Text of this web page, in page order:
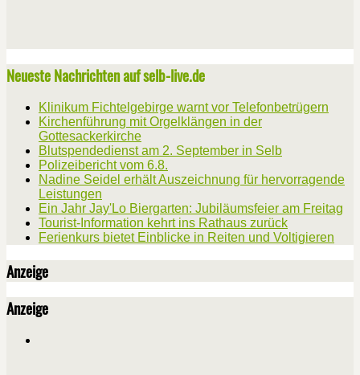
Neueste Nachrichten auf selb-live.de
Klinikum Fichtelgebirge warnt vor Telefonbetrügern
Kirchenführung mit Orgelklängen in der
Gottesackerkirche
Blutspendedienst am 2. September in Selb
Polizeibericht vom 6.8.
Nadine Seidel erhält Auszeichnung für hervorragende
Leistungen
Ein Jahr Jay'Lo Biergarten: Jubiläumsfeier am Freitag
Tourist-Information kehrt ins Rathaus zurück
Ferienkurs bietet Einblicke in Reiten und Voltigieren
Anzeige
Anzeige